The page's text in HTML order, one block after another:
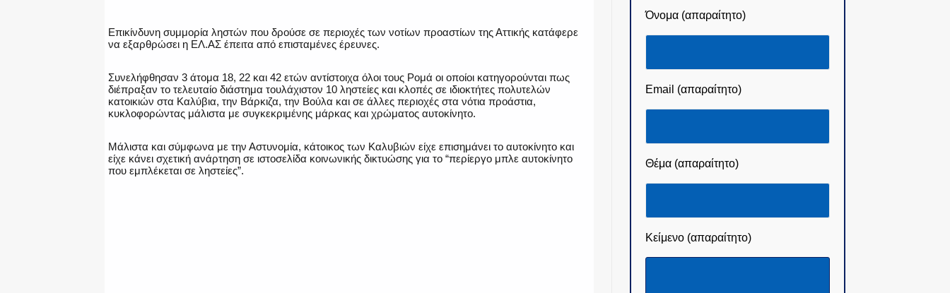
Επικίνδυνη συμμορία ληστών που δρούσε σε περιοχές των νοτίων προαστίων της Αττικής κατάφερε
να εξαρθρώσει η ΕΛ.ΑΣ έπειτα από επισταμένες έρευνες.
Συνελήφθησαν 3 άτομα 18, 22 και 42 ετών αντίστοιχα όλοι τους Ρομά οι οποίοι κατηγορούνται πως
διέπραξαν το τελευταίο διάστημα τουλάχιστον 10 ληστείες και κλοπές σε ιδιοκτήτες πολυτελών
κατοικιών στα Καλύβια, την Βάρκιζα, την Βούλα και σε άλλες περιοχές στα νότια προάστια,
κυκλοφορώντας μάλιστα με συγκεκριμένης μάρκας και χρώματος αυτοκίνητο.
Μάλιστα και σύμφωνα με την Αστυνομία, κάτοικος των Καλυβιών είχε επισημάνει το αυτοκίνητο και
είχε κάνει σχετική ανάρτηση σε ιστοσελίδα κοινωνικής δικτυώσης για το “περίεργο μπλε αυτοκίνητο
που εμπλέκεται σε ληστείες”.
Όνομα (απαραίτητο)
Email (απαραίτητο)
Θέμα (απαραίτητο)
Κείμενο (απαραίτητο)